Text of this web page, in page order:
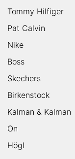
Tommy Hilfiger
Pat Calvin
Nike
Boss
Skechers
Birkenstock
Kalman & Kalman
On
Högl